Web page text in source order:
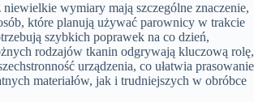
niewielkie wymiary mają szczególne znaczenie,
które planują używać parownicy w trakcie
szybkich poprawek na co dzień,
rodzajów tkanin odgrywają kluczową rolę,
urządzenia, co ułatwia prasowanie
materiałów, jak i trudniejszych w obróbce